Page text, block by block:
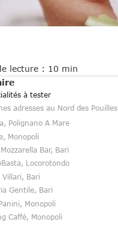
lecture : 10 min
à tester
adresses au Nord des Pouilles
Polignano A Mare
Monopoli
Bar, Bari
Locorotondo
Villari, Bari
Gentile, Bari
Monopoli
Caffé, Monopoli